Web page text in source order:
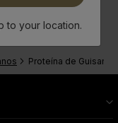
Proteína de Guisante
to your location.